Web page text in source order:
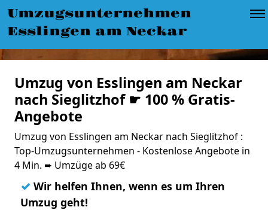
Umzugsunternehmen
Esslingen am Neckar
Umzug von Esslingen am Neckar
nach Sieglitzhof ☛ 100 % Gratis-
Angebote
Umzug von Esslingen am Neckar nach Sieglitzhof :
Top-Umzugsunternehmen - Kostenlose Angebote in
4 Min. ➨ Umzüge ab 69€
✓ Wir helfen Ihnen, wenn es um Ihren
Umzug geht!